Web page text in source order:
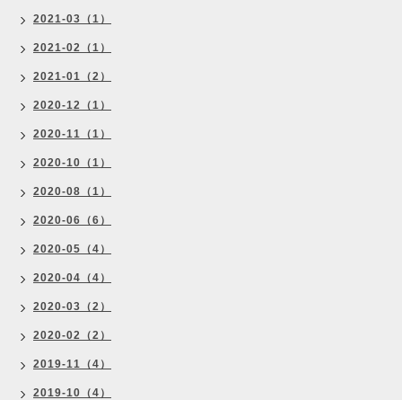
2021-03（1）
2021-02（1）
2021-01（2）
2020-12（1）
2020-11（1）
2020-10（1）
2020-08（1）
2020-06（6）
2020-05（4）
2020-04（4）
2020-03（2）
2020-02（2）
2019-11（4）
2019-10（4）